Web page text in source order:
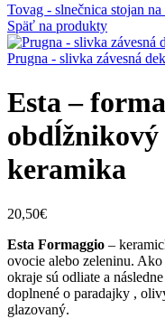
Tovag - slnečnica stojan
Späť na produkty
Prugna - slivka závesná
Esta –
keramika
20,50€
Esta Formaggio –
ovocie alebo zeleninu.
okraje sú odliate a
doplnené o paradajky ,
glazovaný.